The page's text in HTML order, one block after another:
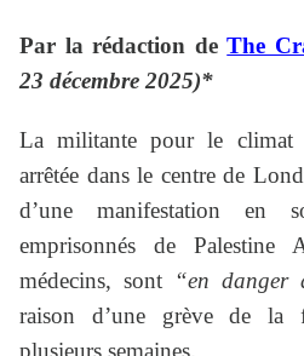
Par la rédaction deThe
23 décembre 2025)*
La militante pour le climat
arrêtée dans le centre de
d’une manifestation en
emprisonnés de
médecins, sont “en danger
raison d’une grève de la
plusieurs semaines.